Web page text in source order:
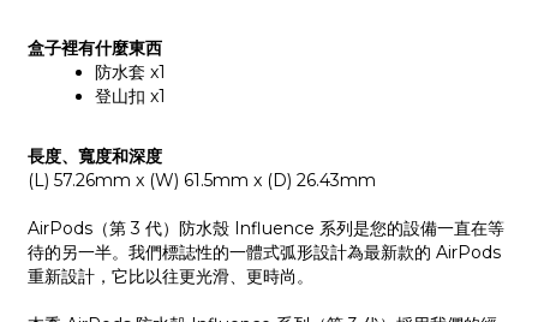
盒子裡有什麼東西
防水套 x1
登山扣 x1
長度、寬度和深度
(L) 57.26mm x (W) 61.5mm x (D) 26.43mm
AirPods（第 3 代）防水殼 Influence 系列是您的設備一直在等
待的另一半。我們標誌性的一體式弧形設計為最新款的 AirPods
重新設計，它比以往更光滑、更時尚。